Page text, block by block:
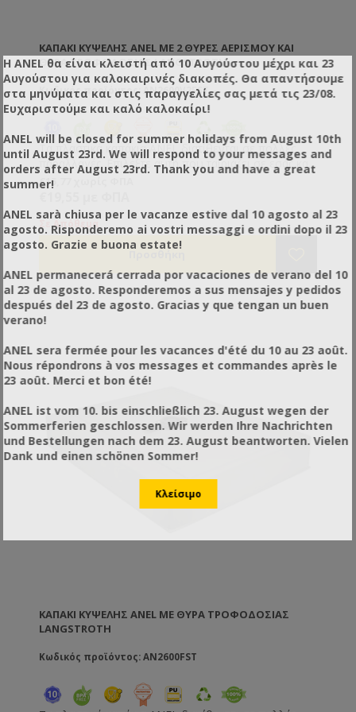
ΚΑΠΆΚΙ ΚΥΨΈΛΗΣ ANEL ΜΕ 2 ΘΎΡΕΣ ΑΕΡΙΣΜΟΎ ΚΑΙ
ΘΎΡΑ ΤΡΟΦΟΔΟΣΊΑΣ LANGSTROTH
Κωδικός προϊόντος: AN2600V2FST
Τα πλαστικά καπάκια ANEL διατίθενται σε πολλές
παραλλαγές. Επιλέξτε αυτή που ταιριάζει σε εσάς και
τις μέλισσές σας! Με 2 θύρες αερισμού και θύρα
τροφοδοσίας. Διπλότοιχο με πανίσχυρη μόνωση
πολυουρεθάνης (PU) υψηλής πυκνότητας. •
Διαθέτουν θυρίδες αερισμού με πόρτες για να τις
κλείνετε ή να τις ανοίγετε κατά βούληση. • Με
οδοντωτή επιφάνεια για σταθεροποίηση της επάνω
κυψέλης κατά τη μεταφορά. • Κεκλιμένη πάνω
επιφάνεια στο καπάκι ώστε να μην κρατάει λάσπες
και νερά. • Με γείσο περιμετρικά του καπακιού ώστε
τα νερά της βροχής να μη μπορούν να εισέλθουν
μέσα στην κυψέλη. Κατασκευασμένο από πλαστικό
κατάλληλο για τρόφιμα.
€15,77 χωρίς ΦΠΑ
Σε Απόθεμα
ΚΑΠΆΚΙ ΚΥΨΈΛΗΣ ANEL ΜΕ ΘΎΡΑ ΤΡΟΦΟΔΟΣΊΑΣ
LANGSTROTH
Κωδικός προϊόντος: AN2600FST
Η ANEL θα είναι κλειστή από 10 Αυγούστου μέχρι και 23
Αυγούστου για καλοκαιρινές διακοπές. Θα απαντήσουμε
στα μηνύματα και στις παραγγελίες σας μετά τις 23/08.
Ευχαριστούμε και καλό καλοκαίρι!
ANEL will be closed for summer holidays from August 10th
until August 23rd. We will respond to your messages and
orders after August 23rd. Thank you and have a great
summer!
ANEL sarà chiusa per le vacanze estive dal 10 agosto al 23
agosto. Risponderemo ai vostri messaggi e ordini dopo il 23
agosto. Grazie e buona estate!
ANEL permanecerá cerrada por vacaciones de verano del 10
al 23 de agosto. Responderemos a sus mensajes y pedidos
después del 23 de agosto. Gracias y que tengan un buen
verano!
ANEL sera fermée pour les vacances d'été du 10 au 23 août.
Nous répondrons à vos messages et commandes après le
23 août. Merci et bon été!
ANEL ist vom 10. bis einschließlich 23. August wegen der
Sommerferien geschlossen. Wir werden Ihre Nachrichten
und Bestellungen nach dem 23. August beantworten. Vielen
Dank und einen schönen Sommer!